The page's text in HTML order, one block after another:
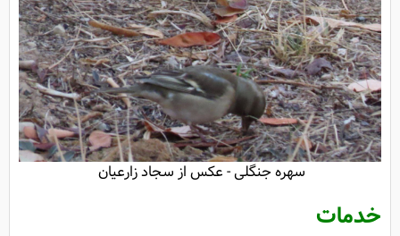
سهره جنگلی - عکس از سجاد زارعیان
خدمات